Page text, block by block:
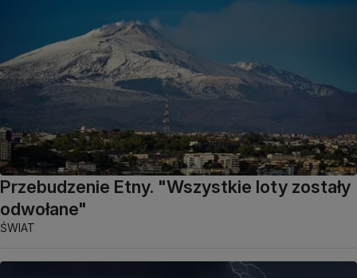
Przebudzenie Etny. "Wszystkie loty zostały
odwołane"
ŚWIAT